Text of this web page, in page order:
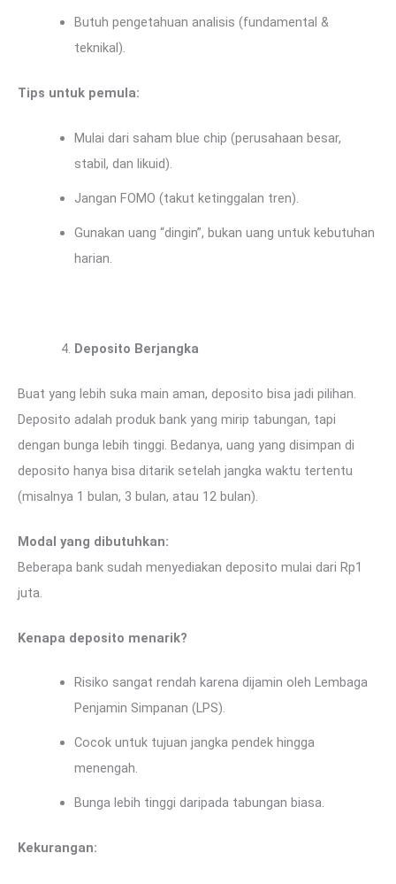
Butuh pengetahuan analisis (fundamental &
teknikal).
Tips untuk pemula:
Mulai dari saham blue chip (perusahaan besar,
stabil, dan likuid).
Jangan FOMO (takut ketinggalan tren).
Gunakan uang “dingin”, bukan uang untuk kebutuhan
harian.
Deposito Berjangka
Buat yang lebih suka main aman, deposito bisa jadi pilihan.
Deposito adalah produk bank yang mirip tabungan, tapi
dengan bunga lebih tinggi. Bedanya, uang yang disimpan di
deposito hanya bisa ditarik setelah jangka waktu tertentu
(misalnya 1 bulan, 3 bulan, atau 12 bulan).
Modal yang dibutuhkan:
Beberapa bank sudah menyediakan deposito mulai dari Rp1
juta.
Kenapa deposito menarik?
Risiko sangat rendah karena dijamin oleh Lembaga
Penjamin Simpanan (LPS).
Cocok untuk tujuan jangka pendek hingga
menengah.
Bunga lebih tinggi daripada tabungan biasa.
Kekurangan: